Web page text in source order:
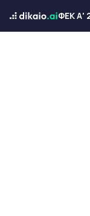
ΦΕΚ Α'